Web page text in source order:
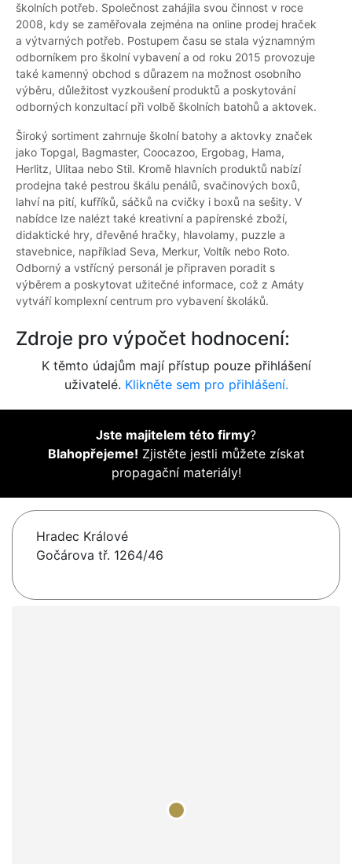
školních potřeb. Společnost zahájila svou činnost v roce
2008, kdy se zaměřovala zejména na online prodej hraček
a výtvarných potřeb. Postupem času se stala významným
odborníkem pro školní vybavení a od roku 2015 provozuje
také kamenný obchod s důrazem na možnost osobního
výběru, důležitost vyzkoušení produktů a poskytování
odborných konzultací při volbě školních batohů a aktovek.
Široký sortiment zahrnuje školní batohy a aktovky značek
jako Topgal, Bagmaster, Coocazoo, Ergobag, Hama,
Herlitz, Ulitaa nebo Stil. Kromě hlavních produktů nabízí
prodejna také pestrou škálu penálů, svačinových boxů,
lahví na pití, kufříků, sáčků na cvičky i boxů na sešity. V
nabídce lze nalézt také kreativní a papírenské zboží,
didaktické hry, dřevěné hračky, hlavolamy, puzzle a
stavebnice, například Seva, Merkur, Voltík nebo Roto.
Odborný a vstřícný personál je připraven poradit s
výběrem a poskytovat užitečné informace, což z Amáty
vytváří komplexní centrum pro vybavení školáků.
Zdroje pro výpočet hodnocení:
K těmto údajům mají přístup pouze přihlášení
uživatelé. Klikněte sem pro přihlášení.
Jste majitelem této firmy?
Blahopřejeme! Zjistěte jestli můžete získat
propagační materiály!
Hradec Králové
Gočárova tř. 1264/46